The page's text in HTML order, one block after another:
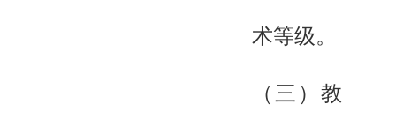
术等级。
（三）教